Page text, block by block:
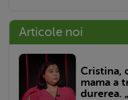
Articole noi
Cristina,
mama a
durerea.